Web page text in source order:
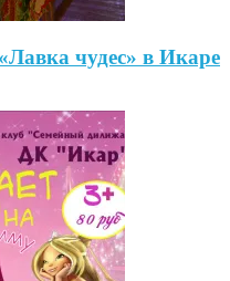
чудес» в Икаре